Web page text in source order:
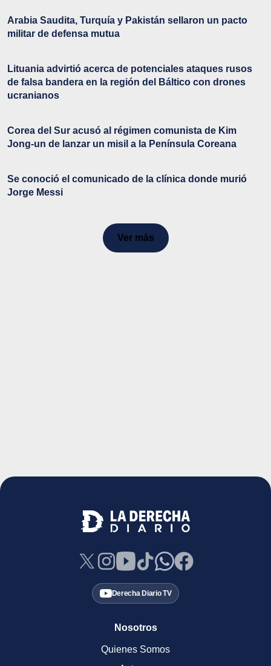
Arabia Saudita, Turquía y Pakistán sellaron un pacto
militar de defensa mutua
Lituania advirtió acerca de potenciales ataques rusos
de falsa bandera en la región del Báltico con drones
ucranianos
Corea del Sur acusó al régimen comunista de Kim
Jong-un de lanzar un misil a la Península Coreana
Se conoció el comunicado de la clínica donde murió
Jorge Messi
Ver más
Derecha Diario TV
Nosotros
Quienes Somos